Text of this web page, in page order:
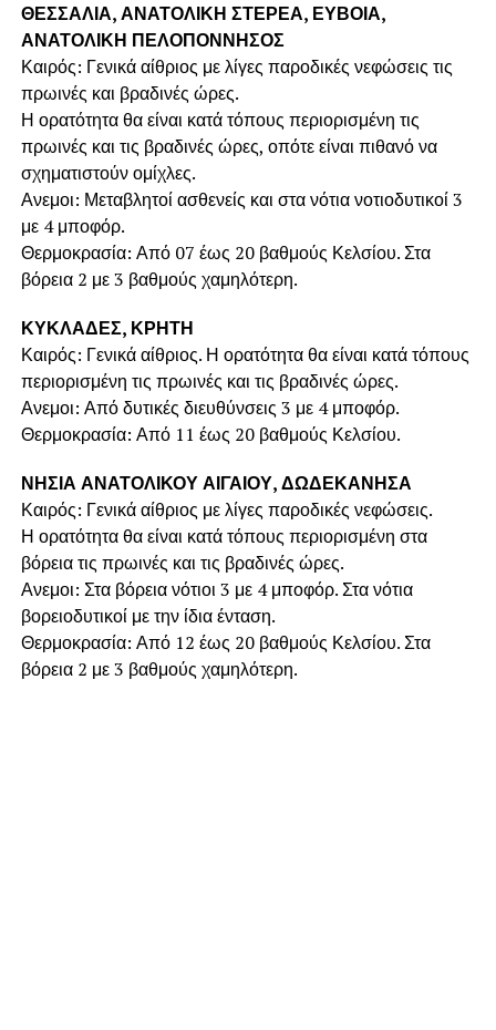
ΘΕΣΣΑΛΙΑ, ΑΝΑΤΟΛΙΚΗ ΣΤΕΡΕΑ, ΕΥΒΟΙΑ,
ΑΝΑΤΟΛΙΚΗ ΠΕΛΟΠΟΝΝΗΣΟΣ
Καιρός: Γενικά αίθριος με λίγες παροδικές νεφώσεις τις
πρωινές και βραδινές ώρες.
Η ορατότητα θα είναι κατά τόπους περιορισμένη τις
πρωινές και τις βραδινές ώρες, οπότε είναι πιθανό να
σχηματιστούν ομίχλες.
Ανεμοι: Μεταβλητοί ασθενείς και στα νότια νοτιοδυτικοί 3
με 4 μποφόρ.
Θερμοκρασία: Από 07 έως 20 βαθμούς Κελσίου. Στα
βόρεια 2 με 3 βαθμούς χαμηλότερη.
ΚΥΚΛΑΔΕΣ, ΚΡΗΤΗ
Καιρός: Γενικά αίθριος. Η ορατότητα θα είναι κατά τόπους
περιορισμένη τις πρωινές και τις βραδινές ώρες.
Ανεμοι: Από δυτικές διευθύνσεις 3 με 4 μποφόρ.
Θερμοκρασία: Από 11 έως 20 βαθμούς Κελσίου.
ΝΗΣΙΑ ΑΝΑΤΟΛΙΚΟΥ ΑΙΓΑΙΟΥ, ΔΩΔΕΚΑΝΗΣΑ
Καιρός: Γενικά αίθριος με λίγες παροδικές νεφώσεις.
Η ορατότητα θα είναι κατά τόπους περιορισμένη στα
βόρεια τις πρωινές και τις βραδινές ώρες.
Ανεμοι: Στα βόρεια νότιοι 3 με 4 μποφόρ. Στα νότια
βορειοδυτικοί με την ίδια ένταση.
Θερμοκρασία: Από 12 έως 20 βαθμούς Κελσίου. Στα
βόρεια 2 με 3 βαθμούς χαμηλότερη.